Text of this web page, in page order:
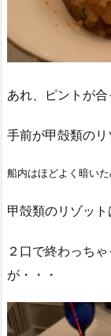
あれ、ピントが
手前が甲殻類の
船内はほどよく暗い
甲殻類のリゾッ
２口で終わっち
が・・・